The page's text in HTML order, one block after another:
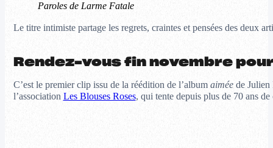
Paroles de Larme Fatale
Le titre intimiste partage les regrets, craintes et pensées des deux
Rendez-vous fin novembre
C’est le premier clip issu de la réédition de l’album aiméede Julien
l’association Les Blouses Roses, qui tente depuis plus de 70 ans